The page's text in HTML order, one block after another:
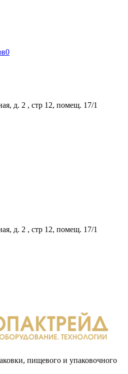
0
д. 2 , стр 12, помещ. 17/1
д. 2 , стр 12, помещ. 17/1
пищевого и упаковочного